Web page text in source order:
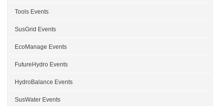
Tools Events
SusGrid Events
EcoManage Events
FutureHydro Events
HydroBalance Events
SusWater Events